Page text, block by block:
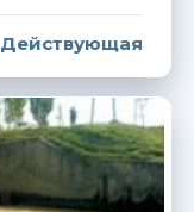
Действующая